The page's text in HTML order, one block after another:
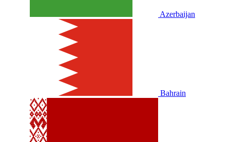
Azerbaijan
Bahrain